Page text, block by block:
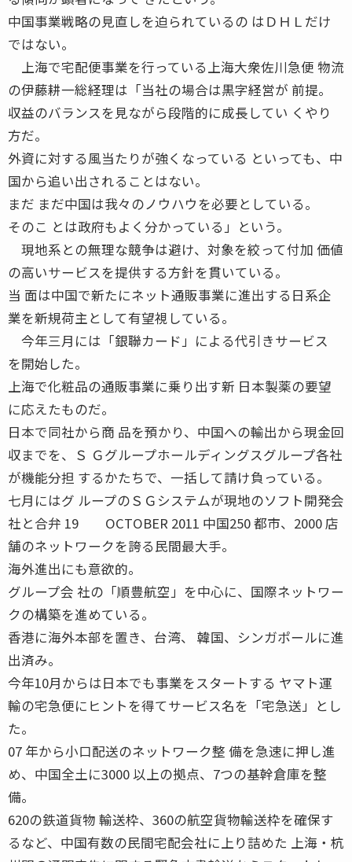
中国事業戦略の見直しを迫られているの はＤＨＬだけ
ではない。
上海で宅配便事業を行っている上海大衆佐川急便 物流
の伊藤耕一総経理は「当社の場合は黒字経営が 前提。
収益のバランスを見ながら段階的に成長してい くやり
方だ。
外資に対する風当たりが強くなっている といっても、中
国から追い出されることはない。
まだ まだ中国は我々のノウハウを必要としている。
そのこ とは政府もよく分かっている」という。
現地系との無理な競争は避け、対象を絞って付加 価値
の高いサービスを提供する方針を貫いている。
当 面は中国で新たにネット通販事業に進出する日系企
業を新規荷主として有望視している。
今年三月には「銀聯カード」による代引きサービス
を開始した。
上海で化粧品の通販事業に乗り出す新 日本製薬の要望
に応えたものだ。
日本で同社から商 品を預かり、中国への輸出から現金回
収までを、Ｓ Ｇグループホールディングスグループ各社
が機能分担 するかたちで、一括して請け負っている。
七月にはグ ループのＳＧシステムが現地のソフト開発会
社と合弁 19 OCTOBER 2011 中国250 都市、2000 店
舗のネットワークを誇る民間最大手。
海外進出にも意欲的。
グループ会 社の「順豊航空」を中心に、国際ネットワー
クの構築を進めている。
香港に海外本部を置き、台湾、 韓国、シンガポールに進
出済み。
今年10月からは日本でも事業をスタートする ヤマト運
輸の宅急便にヒントを得てサービス名を「宅急送」とし
た。
07 年から小口配送のネットワーク整 備を急速に押し進
め、中国全土に3000 以上の拠点、7つの基幹倉庫を整
備。
620の鉄道貨物 輸送枠、360の航空貨物輸送枠を確保す
るなど、中国有数の民間宅配会社に上り詰めた 上海・杭